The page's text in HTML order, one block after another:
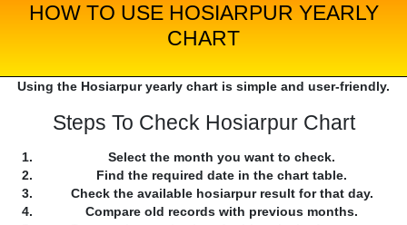
HOW TO USE HOSIARPUR YEARLY
CHART
Using the Hosiarpur yearly chart is simple and user-friendly.
Steps To Check Hosiarpur Chart
Select the month you want to check.
Find the required date in the chart table.
Check the available hosiarpur result for that day.
Compare old records with previous months.